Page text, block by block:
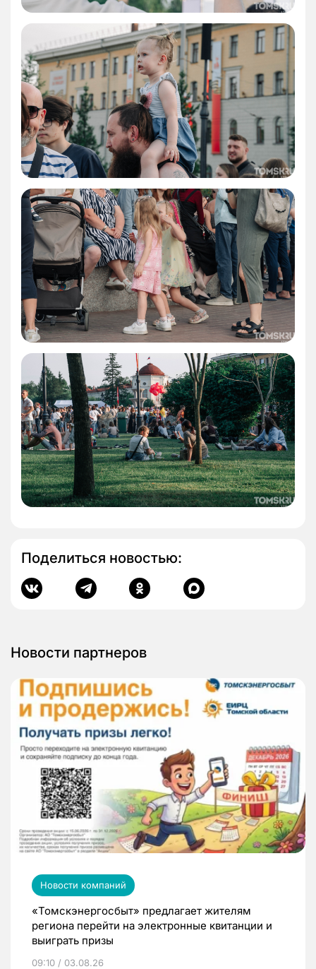
Поделиться новостью:
Новости партнеров
Новости компаний
«Томскэнергосбыт» предлагает жителям
региона перейти на электронные квитанции и
выиграть призы
09:10 / 03.08.26